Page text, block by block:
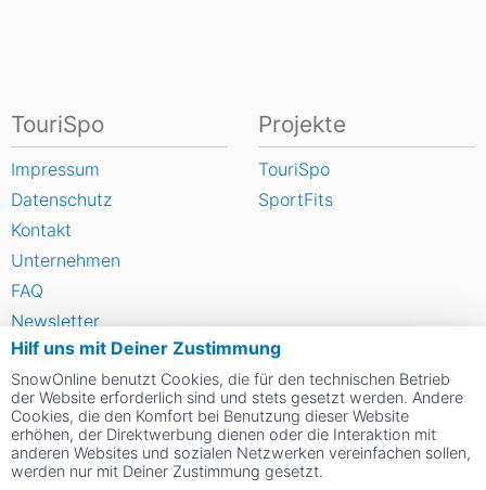
Hilf uns mit Deiner Zustimmung
SnowOnline benutzt Cookies, die für den technischen Betrieb
der Website erforderlich sind und stets gesetzt werden. Andere
Cookies, die den Komfort bei Benutzung dieser Website
erhöhen, der Direktwerbung dienen oder die Interaktion mit
anderen Websites und sozialen Netzwerken vereinfachen sollen,
werden nur mit Deiner Zustimmung gesetzt.
TouriSpo
Impressum
Datenschutz
Kontakt
Unternehmen
FAQ
Newsletter
Widget
Umfragen
Skigebiet bewerten
Projekte
TouriSpo
SportFits
Social Web